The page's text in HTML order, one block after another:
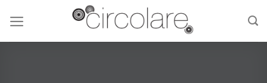
content